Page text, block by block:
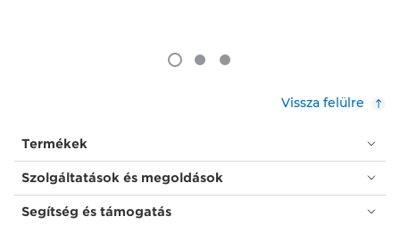
Vissza felülre
Termékek
Szolgáltatások és megoldások
Segítség és támogatás